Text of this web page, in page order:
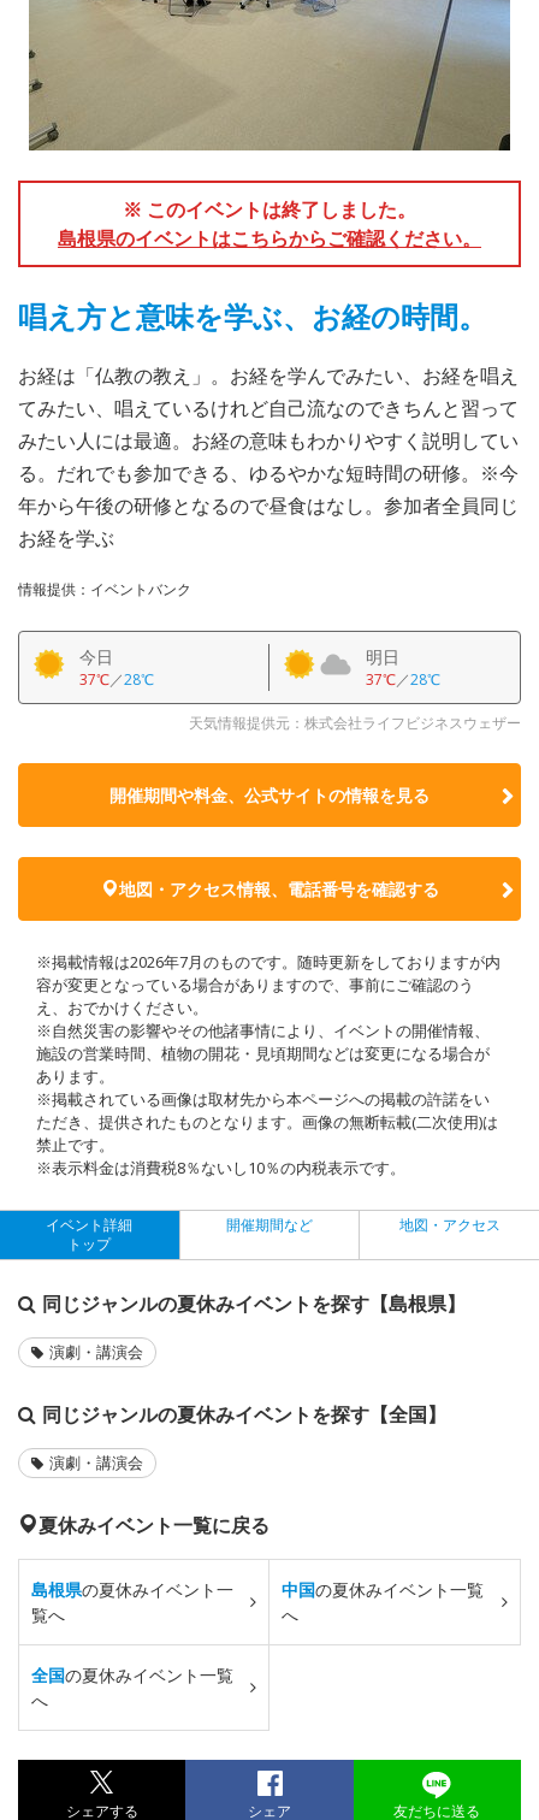
※ このイベントは終了しました。
島根県のイベントはこちらからご確認ください。
唱え方と意味を学ぶ、お経の時間。
お経は「仏教の教え」。お経を学んでみたい、お経を唱え
てみたい、唱えているけれど自己流なのできちんと習って
みたい人には最適。お経の意味もわかりやすく説明してい
る。だれでも参加できる、ゆるやかな短時間の研修。※今
年から午後の研修となるので昼食はなし。参加者全員同じ
お経を学ぶ
情報提供：イベントバンク
今日
37℃／28℃
明日
37℃／28℃
天気情報提供元：株式会社ライフビジネスウェザー
開催期間や料金、公式サイトの情報を見る
地図・アクセス情報、電話番号を確認する
※掲載情報は2026年7月のものです。随時更新をしておりますが内
容が変更となっている場合がありますので、事前にご確認のう
え、おでかけください。
※自然災害の影響やその他諸事情により、イベントの開催情報、
施設の営業時間、植物の開花・見頃期間などは変更になる場合が
あります。
※掲載されている画像は取材先から本ページへの掲載の許諾をい
ただき、提供されたものとなります。画像の無断転載(二次使用)は
禁止です。
※表示料金は消費税8％ないし10％の内税表示です。
イベント詳細
トップ
開催期間など 地図・アクセス
同じジャンルの夏休みイベントを探す【島根県】
演劇・講演会
同じジャンルの夏休みイベントを探す【全国】
演劇・講演会
夏休みイベント一覧に戻る
島根県の夏休みイベント一
覧へ
中国の夏休みイベント一覧
へ
全国の夏休みイベント一覧
へ
シェアする シェア 友だちに送る